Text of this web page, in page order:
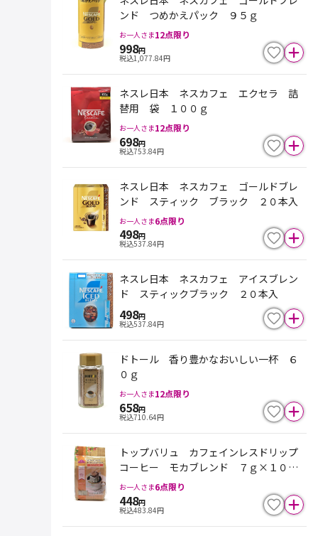
ンド つめかえパック ９５ｇ
お一人さま12点限り
998円
税込1,077.84円
ネスレ日本 ネスカフェ エクセラ 詰
替用 袋 １００ｇ
お一人さま12点限り
698円
税込753.84円
ネスレ日本 ネスカフェ ゴールドブレ
ンド スティック ブラック ２０本入
お一人さま6点限り
498円
税込537.84円
ネスレ日本 ネスカフェ アイスブレン
ド スティックブラック ２０本入
498円
税込537.84円
ドトール 香り豊かなおいしい一杯 ６
０ｇ
お一人さま12点限り
658円
税込710.64円
トップバリュ カフェインレスドリップ
コーヒー モカブレンド ７ｇ×１０袋
入
お一人さま6点限り
448円
税込483.84円